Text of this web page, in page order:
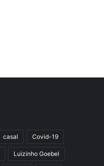
casal Covid-19
Luizinho Goebel